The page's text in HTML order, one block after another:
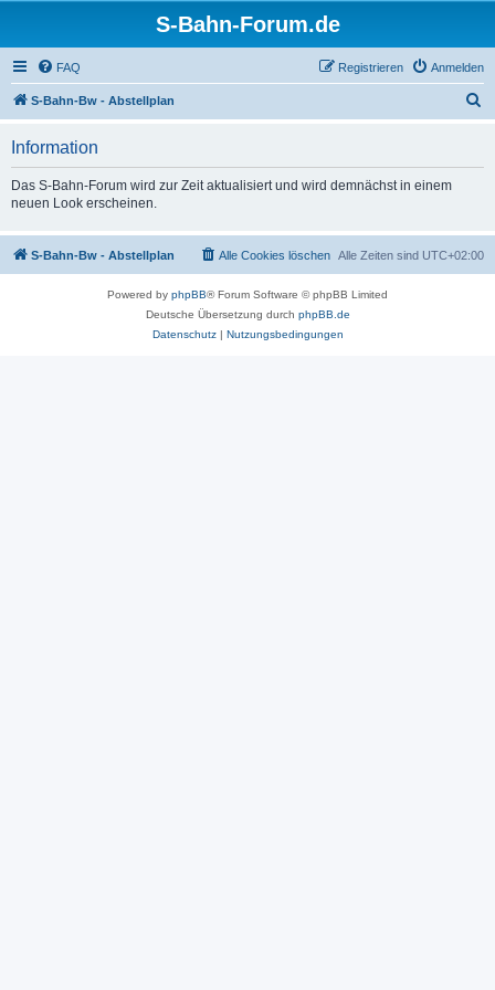
S-Bahn-Forum.de
FAQ Anmelden
Registrieren
S-Bahn-Bw - Abstellplan
Information
Das S-Bahn-Forum wird zur Zeit aktualisiert und wird demnächst in einem
neuen Look erscheinen.
S-Bahn-Bw - Abstellplan Alle Zeiten sind UTC+02:00
Alle Cookies löschen
Powered by phpBB® Forum Software © phpBB Limited
Deutsche Übersetzung durch phpBB.de
Datenschutz| Nutzungsbedingungen